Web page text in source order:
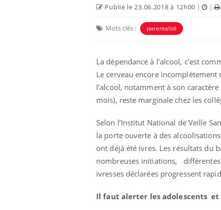
Publié le 23.06.2018 à 12h00 | |
Mots clés : parentalité
La dépendance à l’alcool, c’est
Le cerveau encore incomplètement
l’alcool, notamment à son
mois), reste marginale chez les
Selon l’Institut National de Veille
la porte ouverte à des
ont déjà été ivres. Les résultats du
nombreuses initiations, différentes
ivresses déclarées progressent
Il faut alerter les adolescents
La sieste empêche-t-elle
de dormir la nuit ?